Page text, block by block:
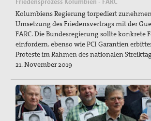
Kolumbiens Regierung torpediert
Umsetzung des Friedensvertrags mit der
FARC. Die Bundesregierung sollte konkrete
einfordern. ebenso wie PCI Garantien
Proteste im Rahmen des nationalen
21. November 2019